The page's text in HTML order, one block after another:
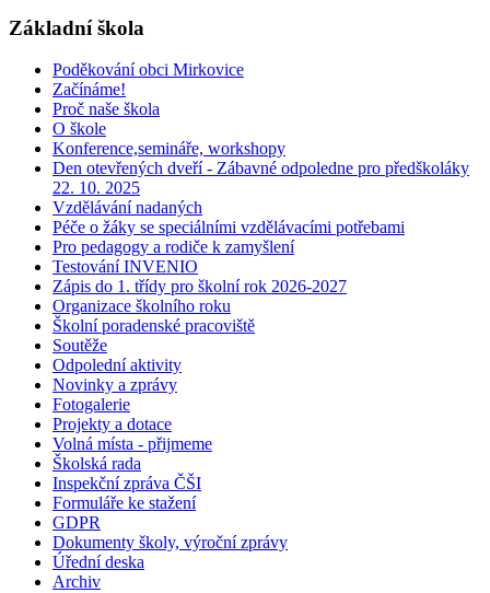
Základní škola
Poděkování obci Mirkovice
Začínáme!
Proč naše škola
O škole
Konference,semináře, workshopy
Den otevřených dveří - Zábavné odpoledne pro předškoláky
22. 10. 2025
Vzdělávání nadaných
Péče o žáky se speciálními vzdělávacími potřebami
Pro pedagogy a rodiče k zamyšlení
Testování INVENIO
Zápis do 1. třídy pro školní rok 2026-2027
Organizace školního roku
Školní poradenské pracoviště
Soutěže
Odpolední aktivity
Novinky a zprávy
Fotogalerie
Projekty a dotace
Volná místa - přijmeme
Školská rada
Inspekční zpráva ČŠI
Formuláře ke stažení
GDPR
Dokumenty školy, výroční zprávy
Úřední deska
Archiv